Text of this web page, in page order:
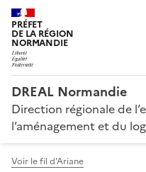
PRÉFET
DE LA RÉGION
NORMANDIE
DREAL Normandie
Direction régionale de
l’aménagement et du
Voir le fil d'Ariane